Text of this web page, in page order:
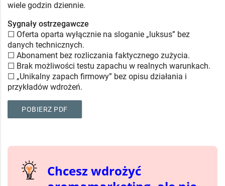
wiele godzin dziennie.
Sygnały ostrzegawcze
☐ Oferta oparta wyłącznie na sloganie „luksus” bez
danych technicznych.
☐ Abonament bez rozliczania faktycznego zużycia.
☐ Brak możliwości testu zapachu w realnych warunkach.
☐ „Unikalny zapach firmowy” bez opisu działania i
przykładów wdrożeń.
POBIERZ PDF
Chcesz wdrożyć